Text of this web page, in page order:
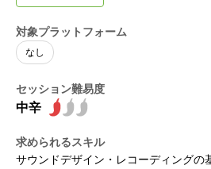
開催概要
開催概要トップ
講演者公募のご案内
運営委員会
運営委員会 アラムナイ
運営委員会インタビュー
CEDECガイド
受講パス購入ガイド
受講ガイド
PERACON
CEDEC AWARDS
部門別 優秀賞
セッション
タイムテーブル
フロアマップ
対象プラットフォーム
なし
セッション難易度
求められるスキル
サウンドデザイン・レコーディングの